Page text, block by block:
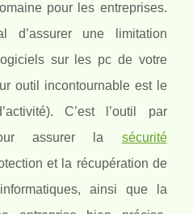
pour les entreprises.
d’assurer une limitation
sur les pc de votre
outil incontournable est le
C’est l’outil par
assurer la sécurité
et la récupération de
ainsi que la